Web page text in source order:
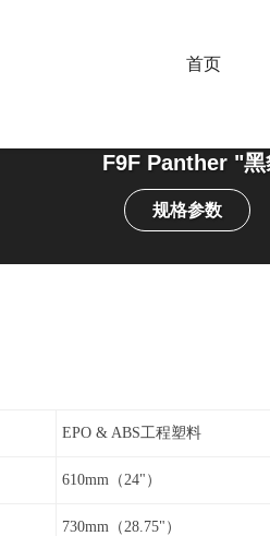
首页
F9F Panther "黑
规格参数
EPO & ABS工程塑料
610mm（24"）
730mm（28.75"）